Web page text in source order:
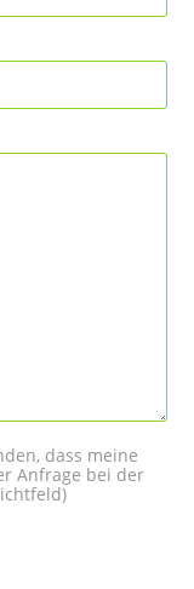
dass meine
Anfrage bei der